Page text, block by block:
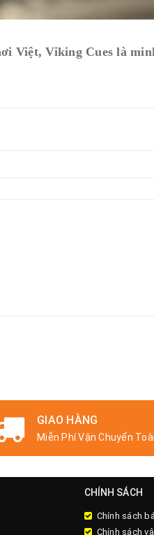
Việt, Viking Cues là
GIAO HÀNG
Miễn Phí Vận Chuyển
CHÍNH SÁCH
Chính sách
Chính sách